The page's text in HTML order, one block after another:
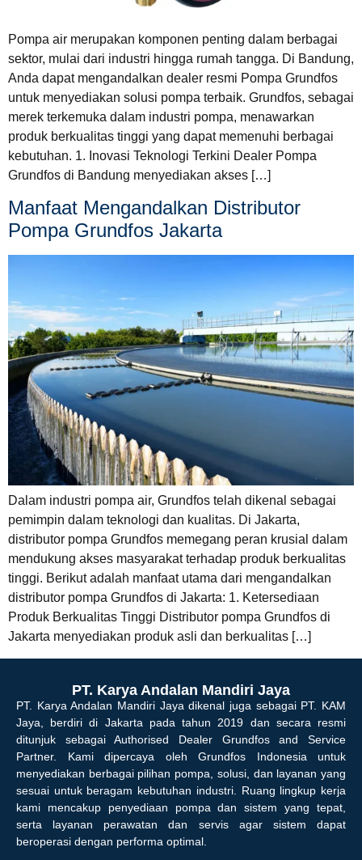
Pompa air merupakan komponen penting dalam berbagai
sektor, mulai dari industri hingga rumah tangga. Di Bandung,
Anda dapat mengandalkan dealer resmi Pompa Grundfos
untuk menyediakan solusi pompa terbaik. Grundfos, sebagai
merek terkemuka dalam industri pompa, menawarkan
produk berkualitas tinggi yang dapat memenuhi berbagai
kebutuhan. 1. Inovasi Teknologi Terkini Dealer Pompa
Grundfos di Bandung menyediakan akses […]
Manfaat Mengandalkan Distributor
Pompa Grundfos Jakarta
Dalam industri pompa air, Grundfos telah dikenal sebagai
pemimpin dalam teknologi dan kualitas. Di Jakarta,
distributor pompa Grundfos memegang peran krusial dalam
mendukung akses masyarakat terhadap produk berkualitas
tinggi. Berikut adalah manfaat utama dari mengandalkan
distributor pompa Grundfos di Jakarta: 1. Ketersediaan
Produk Berkualitas Tinggi Distributor pompa Grundfos di
Jakarta menyediakan produk asli dan berkualitas […]
PT. Karya Andalan Mandiri Jaya
PT. Karya Andalan Mandiri Jaya dikenal juga sebagai PT. KAM
Jaya, berdiri di Jakarta pada tahun 2019 dan secara resmi
ditunjuk sebagai Authorised Dealer Grundfos and Service
Partner. Kami dipercaya oleh Grundfos Indonesia untuk
menyediakan berbagai pilihan pompa, solusi, dan layanan yang
sesuai untuk beragam kebutuhan industri. Ruang lingkup kerja
kami mencakup penyediaan pompa dan sistem yang tepat,
serta layanan perawatan dan servis agar sistem dapat
beroperasi dengan performa optimal.